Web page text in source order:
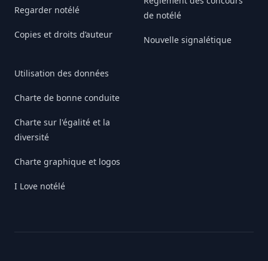
Regarder notélé
Copies et droits d’auteur
Utilisation des données
Charte de bonne conduite
Charte sur l'égalité et la
diversité
Charte graphique et logos
I Love notélé
de notélé
Nouvelle signalétique